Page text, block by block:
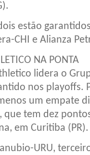
estão
CHI e Alianza
NA PONTA
lidera o
nos playoffs.
um empate
que tem dez
em Curitiba (PR).
URU,